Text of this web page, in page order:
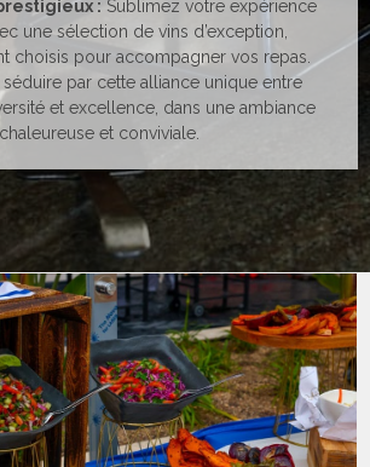
: Sublimez votre expérience
une sélection de vins d’exception,
choisis pour accompagner vos repas.
par cette alliance unique entre
et excellence, dans une ambiance
chaleureuse et conviviale.